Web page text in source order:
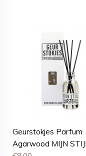
Geurstokjes Parfum
Agarwood MIJN